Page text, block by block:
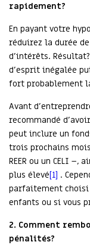
rapidement?
En payant votre
réduirez la durée
d’intérêts.
d’esprit inégalée
fort probablement
Avant
recommandé
peut inclure un
trois prochains
REER ou un CELI –,
plus élevé[1] .
parfaitement choisi
enfants ou si vous
2. Comment
pénalités?